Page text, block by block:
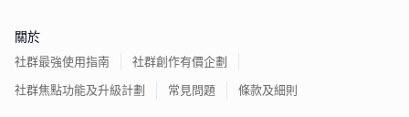
關於
社群最強使用指南
社群創作有價企劃
社群焦點功能及升級計劃
常見問題 條款及細則